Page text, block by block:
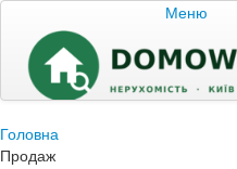
Меню
Головна
Продаж